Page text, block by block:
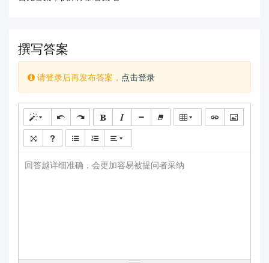
查看更多
撰写答案
请登录后再发布答案， 点击登录
回答越详细准确，会更加容易被提问者采纳